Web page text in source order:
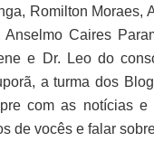
Romilton Moraes,
Anselmo Caires
e Dr. Leo do
a turma dos
com as notícias
de vocês e falar